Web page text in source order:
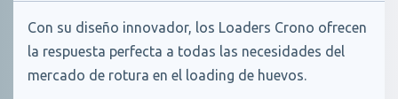
Con su diseño innovador, los Loaders Crono ofrecen
la respuesta perfecta a todas las necesidades del
mercado de rotura en el loading de huevos.